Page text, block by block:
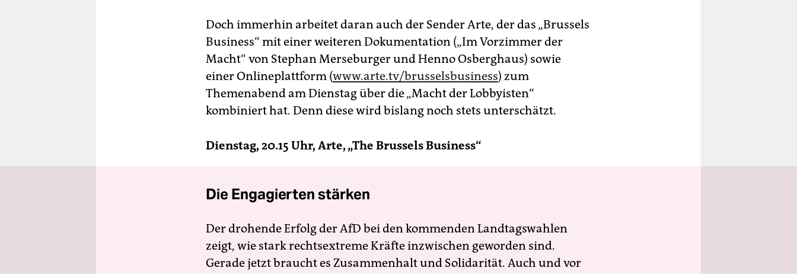
Doch immerhin arbeitet daran auch der Sender Arte, der das „Brussels
Business“ mit einer weiteren Dokumentation („Im Vorzimmer der
Macht“ von Stephan Merseburger und Henno Osberghaus) sowie
einer Onlineplattform (www.arte.tv/brusselsbusiness) zum
Themenabend am Dienstag über die „Macht der Lobbyisten“
kombiniert hat. Denn diese wird bislang noch stets unterschätzt.
Dienstag, 20.15 Uhr, Arte, „The Brussels Business“
Die Engagierten stärken
Der drohende Erfolg der AfD bei den kommenden Landtagswahlen
zeigt, wie stark rechtsextreme Kräfte inzwischen geworden sind.
Gerade jetzt braucht es Zusammenhalt und Solidarität. Auch und vor